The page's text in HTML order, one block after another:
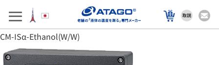
アフターサポート
製品を選ぶ
CM-ISα-Ethanol(W/W)